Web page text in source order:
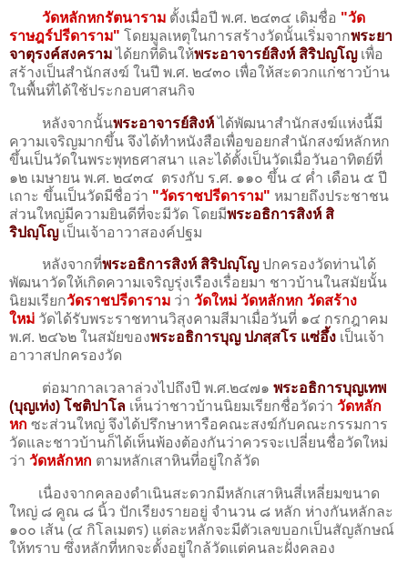
วัดหลักหกรัตนาราม ตั้งเมื่อปี พ.ศ. ๒๔๓๔ เดิมชื่อ "วัด
ราษฎร์ปรีดาราม" โดยมูลเหตุในการสร้างวัดนั้นเริ่มจากพระยา
จาตุรงค์สงครามได้ยกที่ดินให้พระอาจารย์สิงห์ สิริปญโญเพื่อ
สร้างเป็นสำนักสงฆ์ ในปี พ.ศ. ๒๔๓๐ เพื่อให้สะดวกแก่ชาวบ้าน
ในพื้นที่ได้ใช้ประกอบศาสนกิจ
หลังจากนั้นพระอาจารย์สิงห์ได้พัฒนาสำนักสงฆ์แห่งนี้มี
ความเจริญมากขึ้น จึงได้ทำหนังสือเพื่อขอยกสำนักสงฆ์หลักหก
ขึ้นเป็นวัดในพระพุทธศาสนา และได้ตั้งเป็นวัดเมื่อวันอาทิตย์ที่
๑๒ เมษายน พ.ศ. ๒๔๓๔ ตรงกับ ร.ศ. ๑๑๐ ขึ้น ๔ ค่ำ เดือน ๕ ปี
เถาะ ขึ้นเป็นวัดมีชื่อว่า "วัดราชปรีดาราม" หมายถึงประชาชน
ส่วนใหญ่มีความยินดีที่จะมีวัด โดยมีพระอธิการสิงห์ สิ
ริปญฺโญเป็นเจ้าอาวาสองค์ปฐม
หลังจากที่พระอธิการสิงห์ สิริปญฺโญปกครองวัดท่านได้
พัฒนาวัดให้เกิดความเจริญรุ่งเรืองเรื่อยมา ชาวบ้านในสมัยนั้น
นิยมเรียกวัดราชปรีดาราม ว่า วัดใหม่ วัดหลักหก วัดสร้าง
ใหม่ วัดได้รับพระราชทานวิสุงคามสีมาเมื่อวันที่ ๑๔ กรกฎาคม
พ.ศ. ๒๔๖๒ ในสมัยของพระอธิการบุญปภสฺสโร แซ่อึ้ง เป็นเจ้า
อาวาสปกครองวัด
ต่อมากาลเวลาล่วงไปถึงปี พ.ศ.๒๔๗๑ พระอธิการบุญเทพ
(บุญเท่ง) โชติปาโล เห็นว่าชาวบ้านนิยมเรียกชื่อวัดว่า วัดหลัก
หก ซะส่วนใหญ่ จึงได้ปรึกษาหารือคณะสงฆ์กับคณะกรรมการ
วัดและชาวบ้านก็ได้เห็นพ้องต้องกันว่าควรจะเปลี่ยนชื่อวัดใหม่
ว่า วัดหลักหก ตามหลักเสาหินที่อยู่ใกล้วัด
เนื่องจากคลองดำเนินสะดวกมีหลักเสาหินสี่เหลี่ยมขนาด
ใหญ่ ๘ คูณ ๘ นิ้ว ปักเรียงรายอยู่ จำนวน ๘ หลัก ห่างกันหลักละ
๑๐๐ เส้น (๔ กิโลเมตร) แต่ละหลักจะมีตัวเลขบอกเป็นสัญลักษณ์
ให้ทราบ ซึ่งหลักที่หกจะตั้งอยู่ใกล้วัดแต่คนละฝั่งคลอง